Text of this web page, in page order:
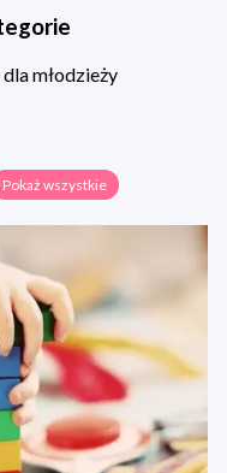
młodzieży
Pokaż wszystkie